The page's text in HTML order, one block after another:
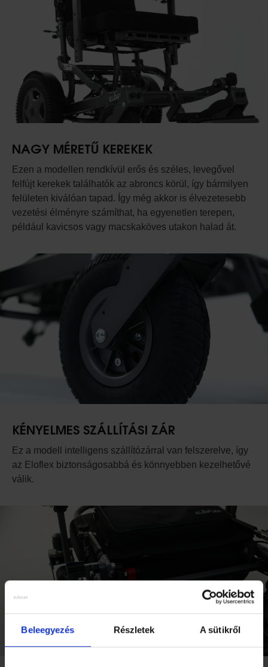
Beleegyezés Részletek A sütikről
NAGY MÉRETŰ KEREKEK
Ezen a modellen rendkívül erős és széles, levegővel
felfújt kerekek találhatók az abroncs körül, így bármilyen
felületen kiválóan tapad. Így még akkor is élvezetesebb
vezetési élményre számíthat, ha egyenetlen terepen,
például kavicsos vagy macskaköves utakon halad át.
KÉNYELMES SZÁLLÍTÁSI ZÁR
Ez a modell intelligens szállítózárral van felszerelve, így
az Eloflex biztonságosabbá és könnyebben kezelhetővé
válik.